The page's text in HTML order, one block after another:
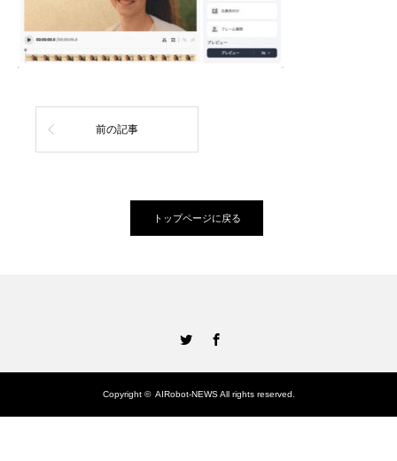
前の記事
トップページに戻る
Copyright © AIRobot-NEWSAll rights reserved.